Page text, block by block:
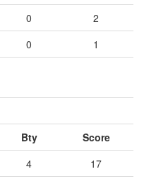
0
2
0
1
Bty
Score
4
17